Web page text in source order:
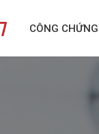
CÔNG CHỨNG